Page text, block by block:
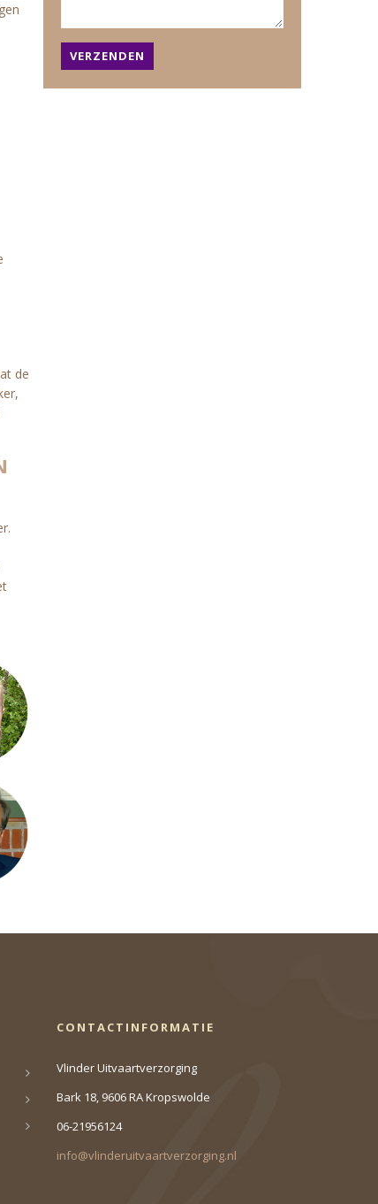
de
VERZENDEN
CONTACTINFORMATIE
Vlinder Uitvaartverzorging
Bark 18, 9606 RA Kropswolde
06-21956124
info@vlinderuitvaartverzorging.nl